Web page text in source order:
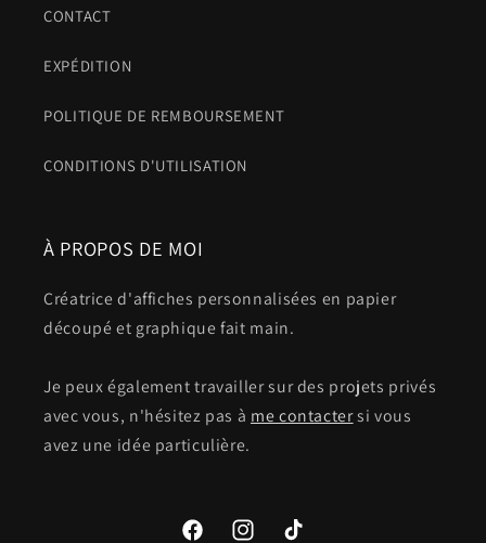
CONTACT
EXPÉDITION
POLITIQUE DE REMBOURSEMENT
CONDITIONS D'UTILISATION
À PROPOS DE MOI
Créatrice d'affiches personnalisées en papier
découpé et graphique fait main.
Je peux également travailler sur des projets privés
avec vous, n'hésitez pas à me contactersi vous
avez une idée particulière.